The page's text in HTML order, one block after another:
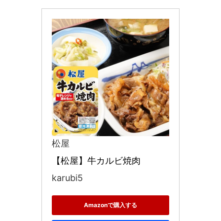
松屋
【松屋】牛カルビ焼肉
karubi5
Amazonで購入する